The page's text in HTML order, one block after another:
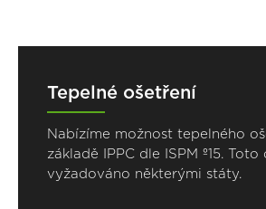
Tepelné ošetření
Nabízíme možnost tepelného
základě IPPC dle ISPM º15.
vyžadováno některými státy.